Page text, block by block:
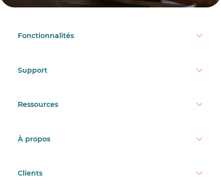
Fonctionnalités
Support
Ressources
À propos
Clients